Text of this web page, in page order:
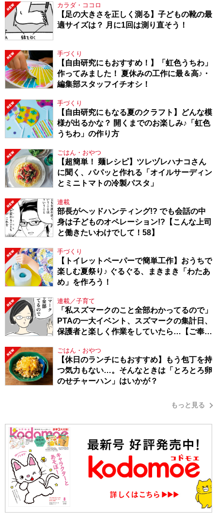
カラダ・ココロ
【足の大きさを正しく測る】子どもの靴の最
適サイズは？ 月に1回は測り直そう！
手づくり
【自由研究にもおすすめ！】「虹色うちわ」
作ってみました！ 夏休みの工作に最＆高♪・
編集部スタッフイチオシ！
手づくり
【自由研究にもなる夏のクラフト】どんな模
様が出るかな？ 開くまでのお楽しみ♪「虹色
うちわ」の作り方
ごはん・おやつ
【超簡単！ 麺レシピ】ツレヅレハナコさん
に聞く、パパッと作れる「オイルサーディン
とミニトマトの冷製パスタ」
連載
部長がヘッドハンティング!? でも会話の中
身は子どものオペレーション!?【こんな上司
と働きたいわけでして！58】
手づくり
【トイレットペーパーで簡単工作】おうちで
楽しむ夏祭り♪ ぐるぐる、まきまき「わたあ
め」を作ろう！
連載／子育て
「私スズマークのこと全部わかってるので」
PTAの一大イベント、スズマークの集計日、
保護者と楽しく作業をしていたら…【ご奉仕
ごはん・おやつ
【休日のランチにもおすすめ】もう包丁を持
つ気力もない…。そんなときは「とろとろ卵
のせチャーハン」はいかが？
もっと見る